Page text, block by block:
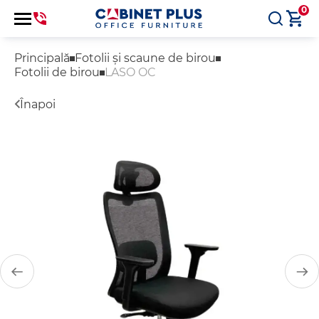
0
Principală Fotolii și scaune de birou
Fotolii de birou LASO OC
Înapoi